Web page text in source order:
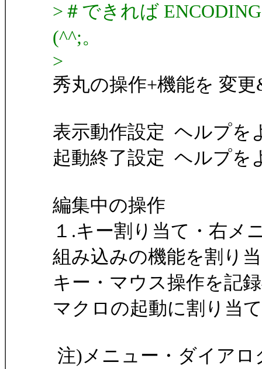
>＃できれば
(^^;。
>
秀丸の操作+機能を 変
表示動作設定 ヘルプを
起動終了設定 ヘルプを
編集中の操作
１.キー割り当て・右メ
組み込みの機能を割り
キー・マウス操作を記
マクロの起動に割り当
注)メニュー・ダイア